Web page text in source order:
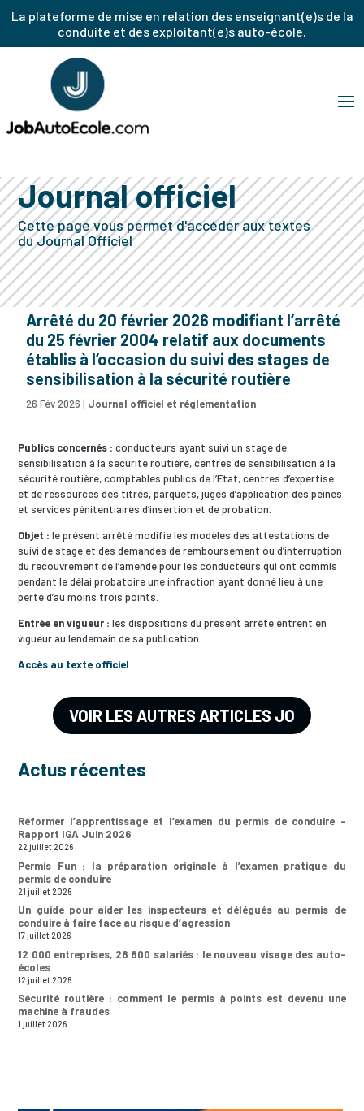
La plateforme de mise en relation des enseignant(e)s de la
conduite et des exploitant(e)s auto-école.
Journal officiel
Cette page vous permet d'accéder aux textes
du Journal Officiel
Arrêté du 20 février 2026 modifiant l’arrêté
du 25 février 2004 relatif aux documents
établis à l’occasion du suivi des stages de
sensibilisation à la sécurité routière
26 Fév 2026 | Journal officiel et réglementation
Publics concernés : conducteurs ayant suivi un stage de
sensibilisation à la sécurité routière, centres de sensibilisation à la
sécurité routière, comptables publics de l’Etat, centres d’expertise
et de ressources des titres, parquets, juges d’application des peines
et services pénitentiaires d’insertion et de probation.
Objet : le présent arrêté modifie les modèles des attestations de
suivi de stage et des demandes de remboursement ou d’interruption
du recouvrement de l’amende pour les conducteurs qui ont commis
pendant le délai probatoire une infraction ayant donné lieu à une
perte d’au moins trois points.
Entrée en vigueur : les dispositions du présent arrêté entrent en
vigueur au lendemain de sa publication.
Accès au texte officiel
VOIR LES AUTRES ARTICLES JO
Actus récentes
Réformer l’apprentissage et l’examen du permis de conduire –
Rapport IGA Juin 2026
22 juillet 2026
Permis Fun : la préparation originale à l’examen pratique du
permis de conduire
21 juillet 2026
Un guide pour aider les inspecteurs et délégués au permis de
conduire à faire face au risque d’agression
17 juillet 2026
12 000 entreprises, 28 800 salariés : le nouveau visage des auto-
écoles
12 juillet 2026
Sécurité routière : comment le permis à points est devenu une
machine à fraudes
1 juillet 2026